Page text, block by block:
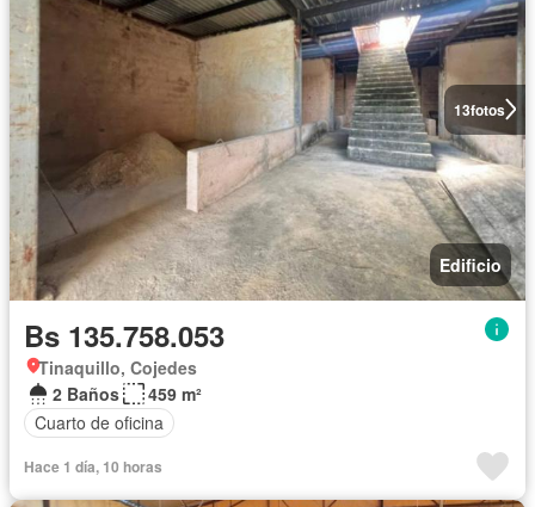
13fotos
Edificio
Bs 135.758.053
Tinaquillo, Cojedes
2 Baños
459 m²
Cuarto de oficina
Hace 1 día, 10 horas